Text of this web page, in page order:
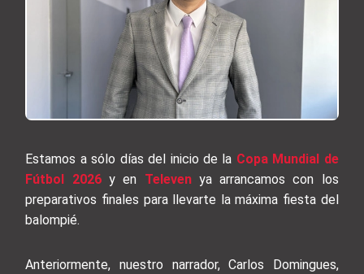
Estamos a sólo días del inicio de la Copa Mundial de
Fútbol 2026y en Televenya arrancamos con los
preparativos finales para llevarte la máxima fiesta del
balompié.
Anteriormente, nuestro narrador, Carlos Domingues,